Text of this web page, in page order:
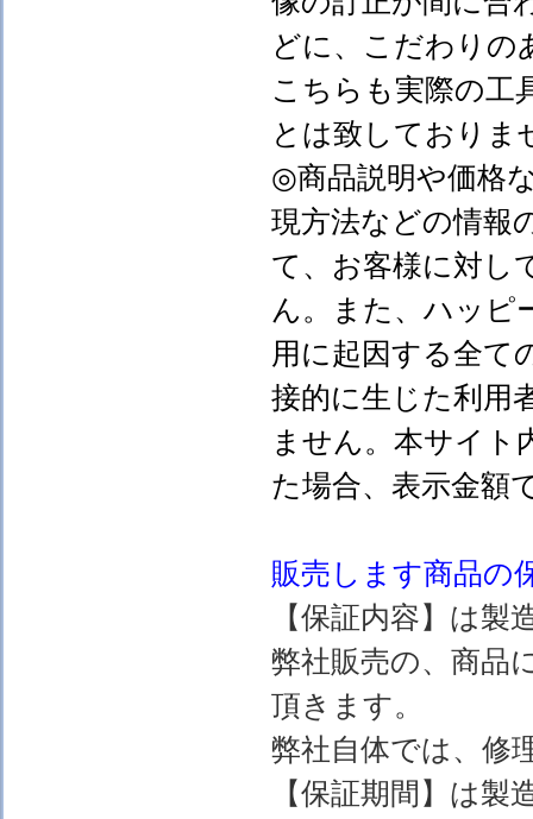
どに、こだわりの
こちらも実際の工
とは致しておりま
◎商品説明や価格
現方法などの情報
て、お客様に対し
ん。また、ハッピ
用に起因する全て
接的に生じた利用
ません。本サイト
た場合、表示金
販売します商品の
【保証内容】は
弊社販売の、商品
頂きます。
弊社自体では、修
【保証期間】は